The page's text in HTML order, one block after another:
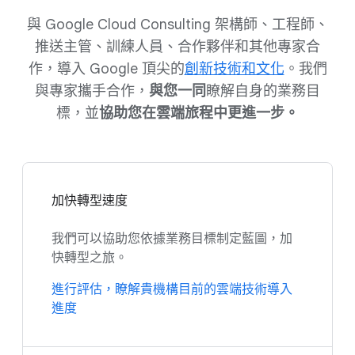
與 Google Cloud Consulting 架構師、工程師、
推送主管、訓練人員、合作夥伴和其他專家合
作，導入 Google 頂尖的創新技術和文化 。我們
與專家攜手合作， 與您一同 瞭解自身的業務目
標，並協助您在雲端旅程中更進一步。
加快轉型速度
我們可以協助您依據業務目標制定藍圖，加
快轉型之旅。
進行評估，瞭解貴機構目前的雲端技術導入
進度